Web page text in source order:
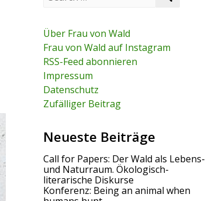
c
h
f
o
r
:
Über Frau von Wald
Frau von Wald auf Instagram
RSS-Feed abonnieren
Impressum
Datenschutz
Zufälliger Beitrag
Neueste Beiträge
Call for Papers: Der Wald als Lebens-
und Naturraum. Ökologisch-
literarische Diskurse
Konferenz: Being an animal when